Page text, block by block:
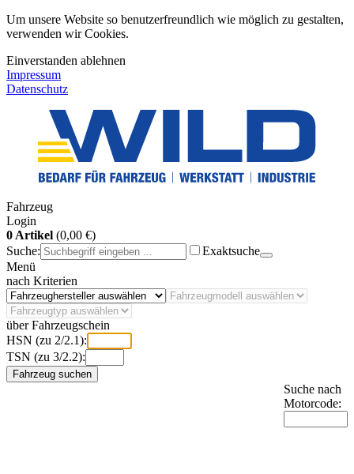
Um unsere Website so benutzerfreundlich wie möglich zu gestalten,
verwenden wir Cookies.
Einverstanden ablehnen
Impressum
Datenschutz
Fahrzeug
Login
0 Artikel (0,00 €)
Suche:
Exaktsuche
Menü
nach Kriterien
über Fahrzeugschein
HSN (zu 2/2.1):
TSN (zu 3/2.2):
Fahrzeug suchen
Suche nach
Motorcode: